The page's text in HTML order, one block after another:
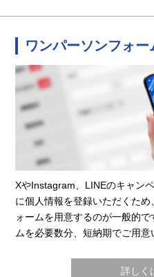
ワンパーソンフォー
XやInstagram、LINEのキャン
に個人情報を登録いただくた
ォームを用意するのが一般的
ムを必要数分、短納期でご用意
詳しく